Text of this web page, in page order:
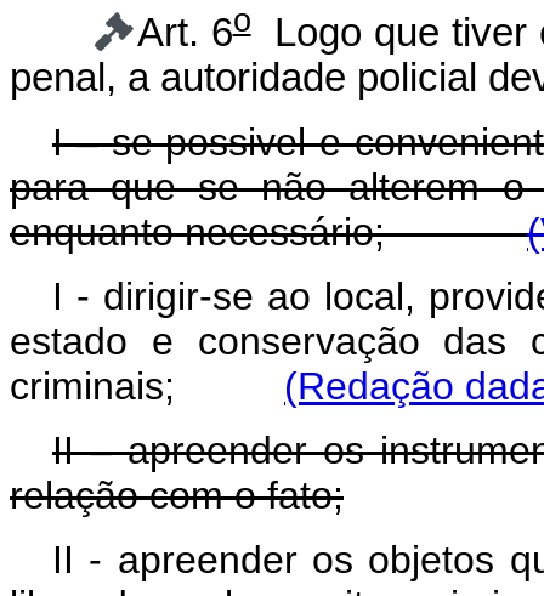
Art. 6oLogo que tiver
penal, a autoridade policial
I – se possivel e
para que se não alterem o
enquanto necessário;
I - dirigir-se ao local,
estado e conservação das
criminais; (Redação
II – apreender os
relação com o fato;
II - apreender os objetos